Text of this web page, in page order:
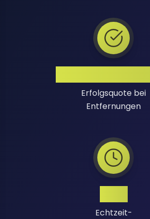
Erfolgsquote bei
Entfernungen
Echtzeit-